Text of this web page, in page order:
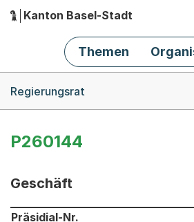
Hauptnavigation
Kanton Basel-Stadt
Themen
Regierungsrat
P260144
Geschäft
Informationen zum Ausgewählten
Präsidial-Nr.